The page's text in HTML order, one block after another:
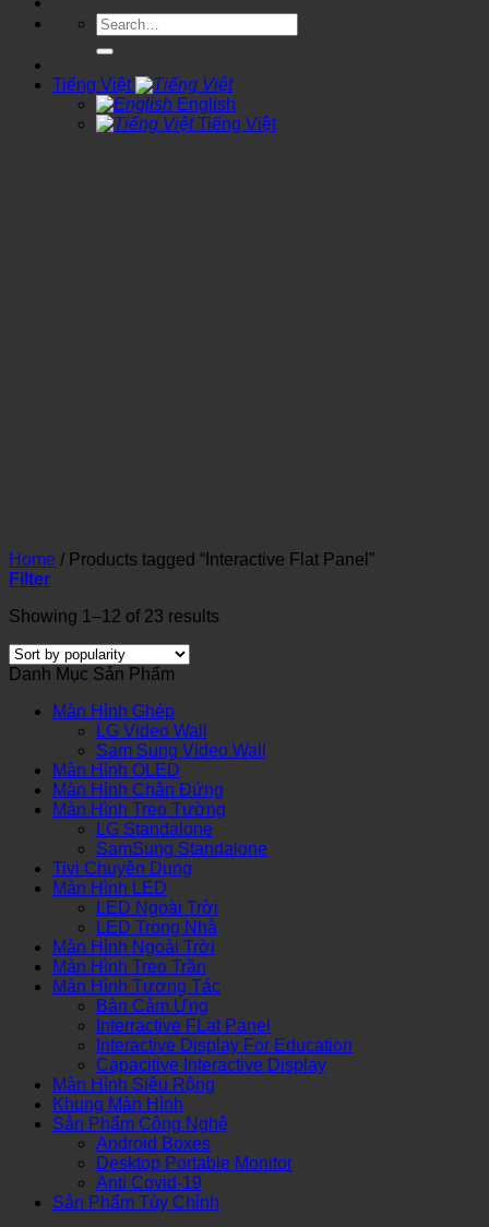
Search
for:
Tiếng Việt
English
Tiếng Việt
Home / Products tagged “Interactive Flat Panel”
Filter
Showing 1–12 of 23 results
Danh Mục Sản Phẩm
Màn Hình Ghép
LG Video Wall
Sam Sung Video Wall
Màn Hình OLED
Màn Hình Chân Đứng
Màn Hình Treo Tường
LG Standalone
SamSung Standalone
Tivi Chuyên Dụng
Màn Hình LED
LED Ngoài Trời
LED Trong Nhà
Màn Hình Ngoài Trời
Màn Hình Treo Trần
Màn Hình Tương Tác
Bàn Cảm Ứng
Interractive FLat Panel
Interactive Display For Education
Capacitive Interactive Display
Màn Hình Siêu Rộng
Khung Màn Hình
Sản Phẩm Công Nghệ
Android Boxes
Desktop Portable Monitor
Anti Covid-19
Sản Phẩm Tùy Chỉnh